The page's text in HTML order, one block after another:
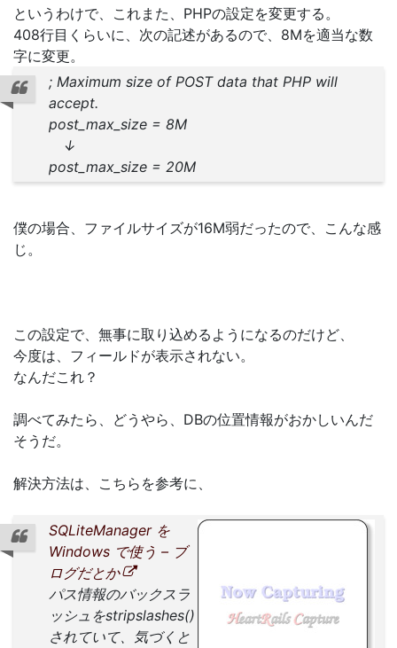
というわけで、これまた、PHPの設定を変更する。
408行目くらいに、次の記述があるので、8Mを適当な数
字に変更。
; Maximum size of POST data that PHP will
accept.
post_max_size = 8M
↓
post_max_size = 20M
僕の場合、ファイルサイズが16M弱だったので、こんな感
じ。
この設定で、無事に取り込めるようになるのだけど、
今度は、フィールドが表示されない。
なんだこれ？
調べてみたら、どうやら、DBの位置情報がおかしいんだ
そうだ。
解決方法は、こちらを参考に、
SQLiteManager を
Windows で使う – ブ
ログだとか
パス情報のバックスラ
ッシュをstripslashes()
されていて、気づくと